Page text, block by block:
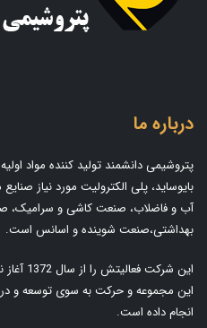
درباره ما
پتروشیمی دانشمند تولید کننده مواد
بایوساید، پلی الکترولیت مورد نیاز
آب و فاضلاب، صنعت کاشی و سرامیک،
بهداشتی،صنعت شوینده و اسانس است.
این
این مجموعه و حرکت به سوی توسعه و
انجام داده است.